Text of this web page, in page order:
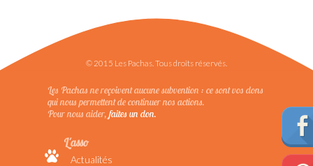
© 2015 Les Pachas. Tous droits réservés.
Les Pachas ne reçoivent aucune subvention : ce sont vos dons
qui nous permettent de continuer nos actions.
Pour nous aider, faites un don.
L'asso
Actualités